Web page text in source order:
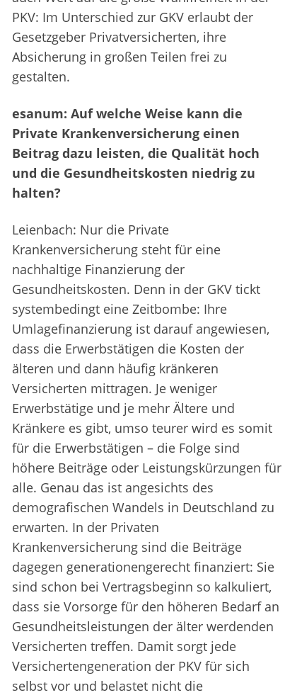
PKV: Im Unterschied zur GKV erlaubt der
Gesetzgeber Privatversicherten, ihre
Absicherung in großen Teilen frei zu
gestalten.
esanum: Auf welche Weise kann die
Private Krankenversicherung einen
Beitrag dazu leisten, die Qualität hoch
und die Gesundheitskosten niedrig zu
halten?
Leienbach: Nur die Private
Krankenversicherung steht für eine
nachhaltige Finanzierung der
Gesundheitskosten. Denn in der GKV tickt
systembedingt eine Zeitbombe: Ihre
Umlagefinanzierung ist darauf angewiesen,
dass die Erwerbstätigen die Kosten der
älteren und dann häufig kränkeren
Versicherten mittragen. Je weniger
Erwerbstätige und je mehr Ältere und
Kränkere es gibt, umso teurer wird es somit
für die Erwerbstätigen – die Folge sind
höhere Beiträge oder Leistungskürzungen für
alle. Genau das ist angesichts des
demografischen Wandels in Deutschland zu
erwarten. In der Privaten
Krankenversicherung sind die Beiträge
dagegen generationengerecht finanziert: Sie
sind schon bei Vertragsbeginn so kalkuliert,
dass sie Vorsorge für den höheren Bedarf an
Gesundheitsleistungen der älter werdenden
Versicherten treffen. Damit sorgt jede
Versichertengeneration der PKV für sich
selbst vor und belastet nicht die